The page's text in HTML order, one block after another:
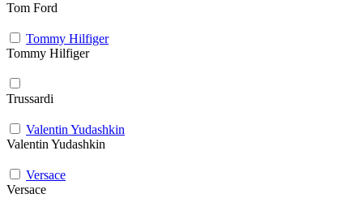
Tom Ford
Tommy Hilfiger
Tommy Hilfiger
Trussardi
Valentin Yudashkin
Valentin Yudashkin
Versace
Versace